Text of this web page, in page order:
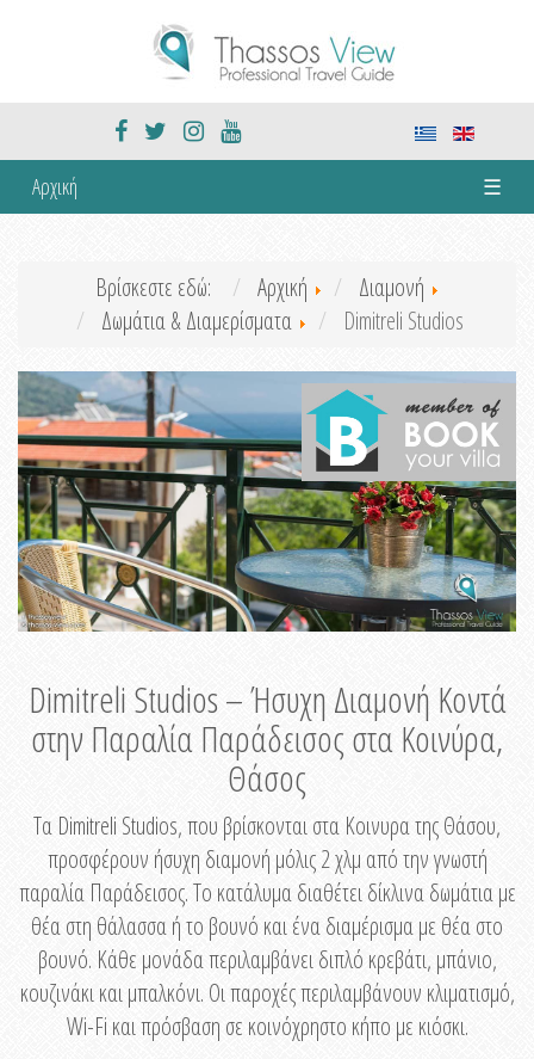
Αρχική ☰
Βρίσκεστε εδώ: Αρχική
Διαμονή
Δωμάτια & Διαμερίσματα
Dimitreli Studios
Dimitreli Studios – Ήσυχη Διαμονή Κοντά
στην Παραλία Παράδεισος στα Κοινύρα,
Θάσος
Τα Dimitreli Studios, που βρίσκονται στα Κοινυρα της Θάσου,
προσφέρουν ήσυχη διαμονή μόλις 2 χλμ από την γνωστή
παραλία Παράδεισος. Το κατάλυμα διαθέτει δίκλινα δωμάτια με
θέα στη θάλασσα ή το βουνό και ένα διαμέρισμα με θέα στο
βουνό. Κάθε μονάδα περιλαμβάνει διπλό κρεβάτι, μπάνιο,
κουζινάκι και μπαλκόνι. Οι παροχές περιλαμβάνουν κλιματισμό,
Wi-Fi και πρόσβαση σε κοινόχρηστο κήπο με κιόσκι.